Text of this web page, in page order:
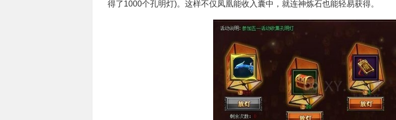
得了1000个孔明灯)。这样不仅凤凰能收入囊中，就连神炼石也能轻易获得。